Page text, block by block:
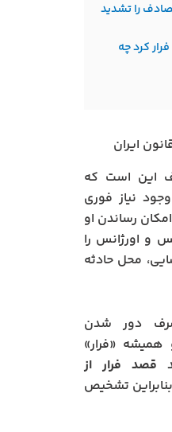
را تشدید
کرد چه
ایران
این است که
نیاز فوری
رساندن او
و اورژانس را
محل حادثه
دور شدن
همیشه «فرار»
قصد فرار از
تشخیص